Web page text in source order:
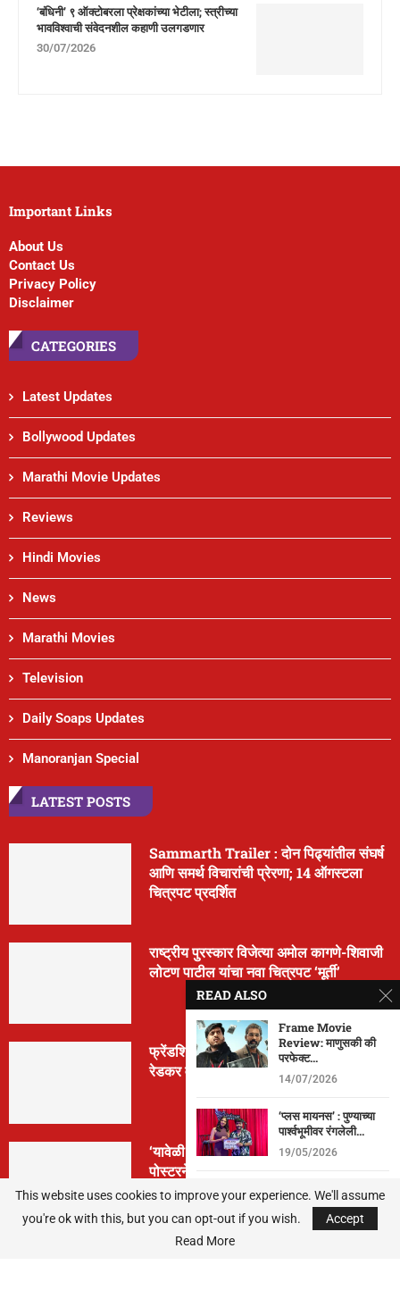
‘बंधिनी’ ९ ऑक्टोबरला प्रेक्षकांच्या भेटीला; स्त्रीच्या
भावविश्वाची संवेदनशील कहाणी उलगडणार
30/07/2026
Important Links
About Us
Contact Us
Privacy Policy
Disclaimer
CATEGORIES
Latest Updates
Bollywood Updates
Marathi Movie Updates
Reviews
Hindi Movies
News
Marathi Movies
Television
Daily Soaps Updates
Manoranjan Special
LATEST POSTS
Sammarth Trailer : दोन पिढ्यांतील संघर्ष
आणि समर्थ विचारांची प्रेरणा; 14 ऑगस्टला
चित्रपट प्रदर्शित
राष्ट्रीय पुरस्कार विजेत्या अमोल कागणे-शिवाजी
लोटण पाटील यांचा नवा चित्रपट ‘मूर्ती’
फ्रेंडशिप डे निमित्त ‘मैत्रेया’ची घोषणा; क्रांती
रेडकर वानखेडे पुन्हा दिग्दर्शनात
‘यावेळी तिसराच आहे!’… ‘झिम्मा ३’च्या पहिल्या
पोस्टरने वाढवला सस्पेन्स
READ ALSO
Frame Movie
Review: माणुसकी की
परफेक्ट...
14/07/2026
‘प्लस मायनस’ : पुण्याच्या
पार्श्वभूमीवर रंगलेली...
19/05/2026
Detective
Dhananjay मधून बाबुराव
अर्नाळकरांचा गाजलेला...
This website uses cookies to improve your experience. We'll assume
you're ok with this, but you can opt-out if you wish.
Accept
Read More